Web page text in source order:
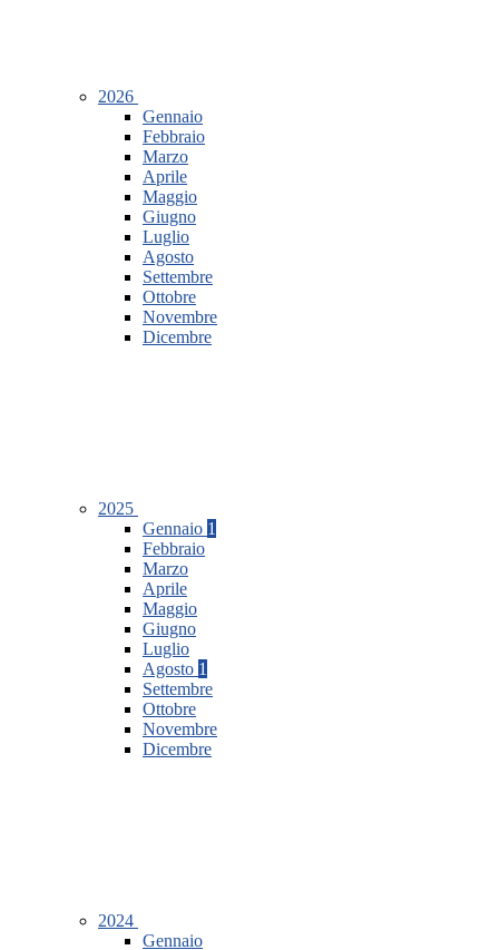
2026
Gennaio
Febbraio
Marzo
Aprile
Maggio
Giugno
Luglio
Agosto
Settembre
Ottobre
Novembre
Dicembre
2025
Gennaio 1
Febbraio
Marzo
Aprile
Maggio
Giugno
Luglio
Agosto 1
Settembre
Ottobre
Novembre
Dicembre
2024
Gennaio